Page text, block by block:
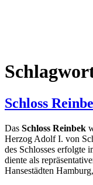
Schloss
Das Schloss Reinbek
Herzog Adolf I. von
des Schlosses erfolgte
diente als
Hansestädten